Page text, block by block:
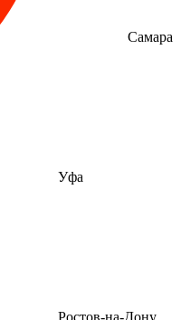
Самара
Уфа
Ростов-на-Дону